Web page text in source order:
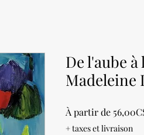
De l'aube
Madeleine
À partir de
+ taxes et livraison